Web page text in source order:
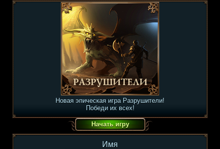
Новая эпическая игра Разрушители!
Победи их всех!
Имя